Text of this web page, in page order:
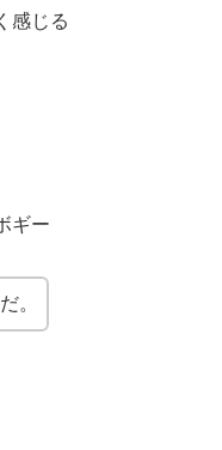
感じる
ギー
。